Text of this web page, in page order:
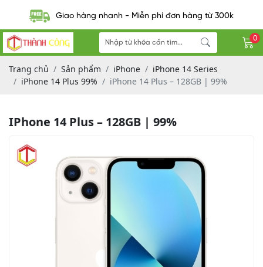
Giao hàng nhanh - Miễn phí đơn hàng từ 300k
0
Trang chủ Sản phẩm iPhone
iPhone 14 Series
iPhone 14 Plus 99%
iPhone 14 Plus – 128GB | 99%
IPhone 14 Plus – 128GB | 99%